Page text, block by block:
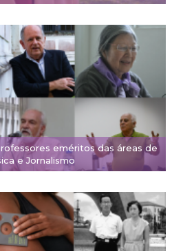
eméritos das áreas de
e Jornalismo